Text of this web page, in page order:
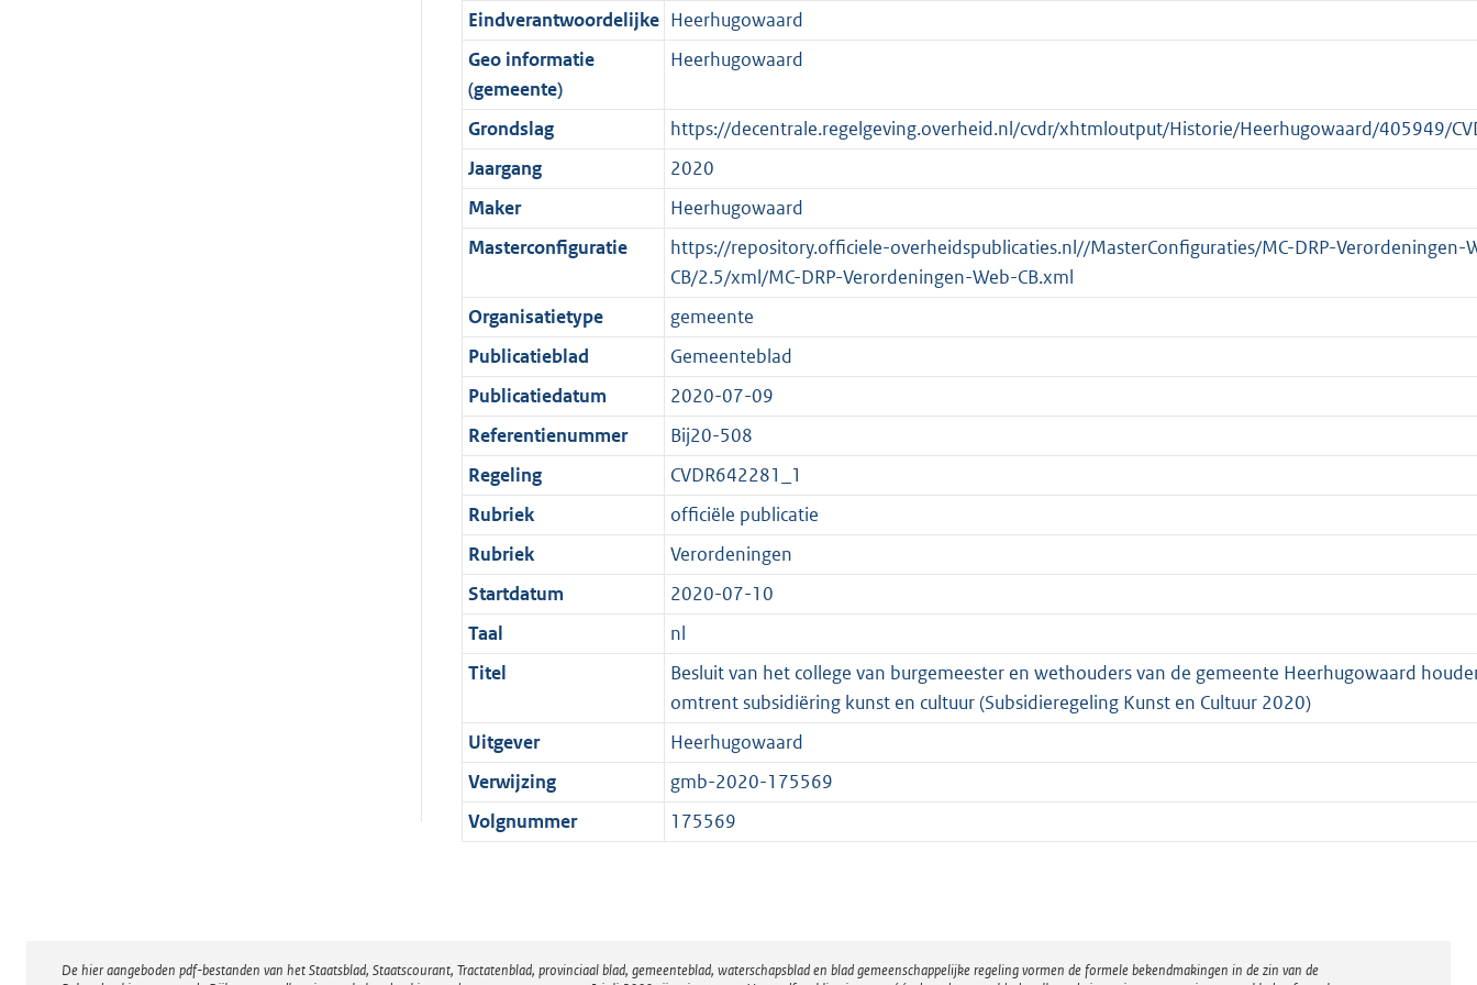
o
r
m
a
a
t
f
o
r
m
a
a
t
n
f
o
r
m
a
a
t
b
i
n
f
o
r
m
a
a
K
b
o
t
e
:
2
K
b
o
o
t
e
2
K
b
Eindverantwoordelijke Heerhugowaard
Geo informatie
(gemeente)
Heerhugowaard
Grondslag
https://decentrale.regelgeving.overheid.nl/cvdr/xhtmloutput/Historie/Heerhugowaard/405949/
Jaargang
2020
Maker
Heerhugowaard
Masterconfiguratie
https://repository.officiele-overheidspublicaties.nl//MasterConfiguraties/MC-DRP-Verordeningen-
CB/2.5/xml/MC-DRP-Verordeningen-Web-CB.xml
Organisatietype
gemeente
Publicatieblad
Gemeenteblad
Publicatiedatum
2020-07-09
Referentienummer
Bij20-508
Regeling
CVDR642281_1
Rubriek
officiële publicatie
Rubriek
Verordeningen
Startdatum
2020-07-10
Taal
nl
Titel
Besluit van het college van burgemeester en wethouders van de gemeente Heerhugowaard
omtrent subsidiëring kunst en cultuur (Subsidieregeling Kunst en Cultuur 2020)
Uitgever
Heerhugowaard
Verwijzing
gmb-2020-175569
Volgnummer
175569
De hier aangeboden pdf-bestanden van het Staatsblad, Staatscourant, Tractatenblad, provinciaal blad, gemeenteblad, waterschapsblad en blad gemeenschappelijke regeling vormen de formele bekendmakingen in de zin van de